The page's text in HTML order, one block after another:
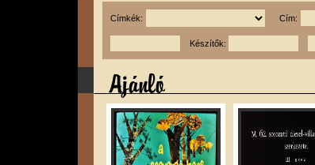
Címkék: Cím:
Készítők: